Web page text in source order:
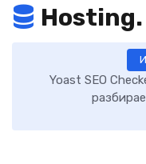
Hosting.
Yoast SEO